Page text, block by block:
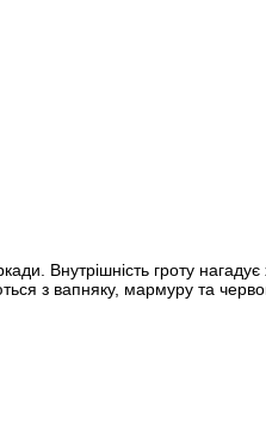
Внутрішність гроту
з вапняку, мармуру та